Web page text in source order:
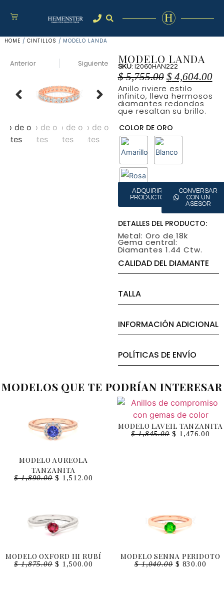
HOME /CINTILLOS / MODELO LANDA
Anterior Siguiente MODELO LANDA
SKU: I2060HAN222
$5,755.00 $ 4,604.00
Anillo riviere estilo
infinito, lleva hermosos
diamantes redondos
que resaltan su brillo.
COLOR DE ORO
ADQUIRIR
PRODUCTO
CONVERSAR
CON UN
ASESOR
DETALLES DEL PRODUCTO:
Metal: Oro de 18k
Gema central:
Diamantes 1.44 Ctw.
CALIDAD DEL DIAMANTE
TALLA
INFORMACIÓN ADICIONAL
POLÍTICAS DE ENVÍO
MODELOS QUE TE PODRÍAN INTERESAR
MODELO AUREOLA
TANZANITA
$1,890.00 $ 1,512.00
MODELO LAVEIL TANZANITA
$1,845.00 $ 1,476.00
MODELO OXFORD III RUBÍ
$1,875.00 $ 1,500.00
MODELO SENNA PERIDOTO
$1,040.00 $ 830.00